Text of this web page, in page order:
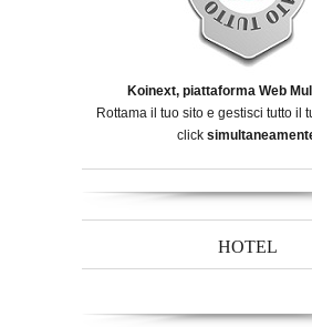
Koinext, piattaforma Web
Rottama il tuo sito e gestisci tutto il
click
HOTEL